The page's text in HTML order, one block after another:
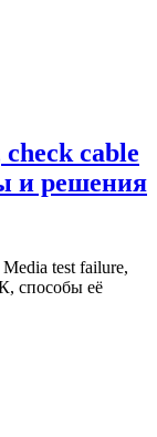
cable
и решения
test failure,
способы её